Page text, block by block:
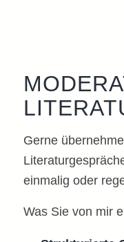
Gerne
einmalig oder
Was Sie von mir